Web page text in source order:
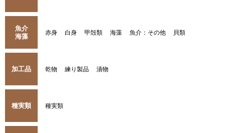
魚介
海藻
赤身 白身 甲殻類 海藻 魚介：その他 貝類
加工品 乾物 練り製品 漬物
種実類 種実類